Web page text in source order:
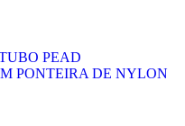
PEAD
PONTEIRA DE NYLON